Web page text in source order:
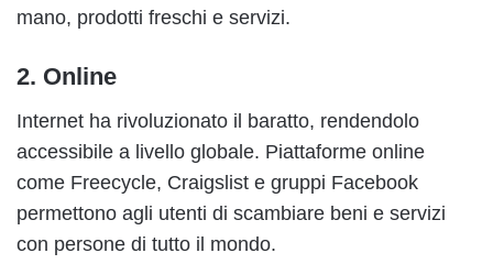
mano, prodotti freschi e servizi.
2. Online
Internet ha rivoluzionato il baratto, rendendolo
accessibile a livello globale. Piattaforme online
come Freecycle, Craigslist e gruppi Facebook
permettono agli utenti di scambiare beni e servizi
con persone di tutto il mondo.